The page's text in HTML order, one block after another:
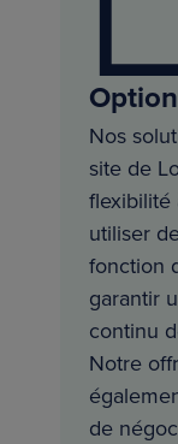
Nos
site de
flexibilité
utiliser
fonction
garantir
continu
Notre
de